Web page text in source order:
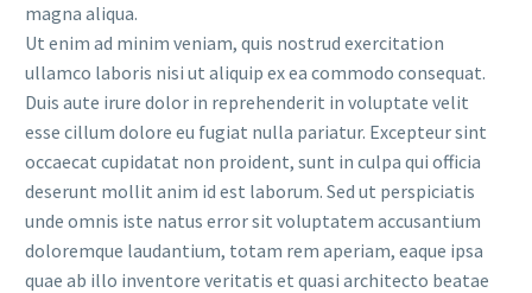
magna aliqua.
Ut enim ad minim veniam, quis nostrud exercitation
ullamco laboris nisi ut aliquip ex ea commodo consequat.
Duis aute irure dolor in reprehenderit in voluptate velit
esse cillum dolore eu fugiat nulla pariatur. Excepteur sint
occaecat cupidatat non proident, sunt in culpa qui officia
deserunt mollit anim id est laborum. Sed ut perspiciatis
unde omnis iste natus error sit voluptatem accusantium
doloremque laudantium, totam rem aperiam, eaque ipsa
quae ab illo inventore veritatis et quasi architecto beatae